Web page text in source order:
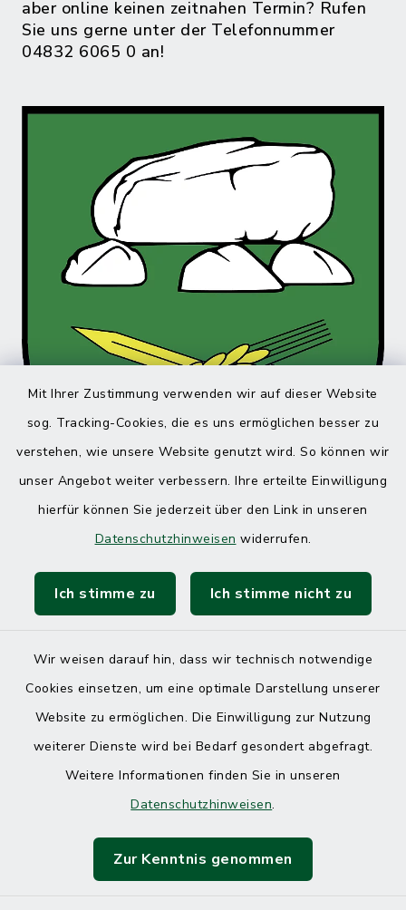
Mit Ihrer Zustimmung verwenden wir auf dieser Website
sog. Tracking-Cookies, die es uns ermöglichen besser zu
verstehen, wie unsere Website genutzt wird. So können wir
unser Angebot weiter verbessern. Ihre erteilte Einwilligung
hierfür können Sie jederzeit über den Link in unseren
Datenschutzhinweisen widerrufen.
Ich stimme zu Ich stimme nicht zu
Wir weisen darauf hin, dass wir technisch notwendige
Cookies einsetzen, um eine optimale Darstellung unserer
Website zu ermöglichen. Die Einwilligung zur Nutzung
weiterer Dienste wird bei Bedarf gesondert abgefragt.
Weitere Informationen finden Sie in unseren
Datenschutzhinweisen.
Zur Kenntnis genommen
aber online keinen zeitnahen Termin? Rufen
Sie uns gerne unter der Telefonnummer
04832 6065 0 an!
Kontakt
Datenschutz
Impressum
Cookie-Einstellungen